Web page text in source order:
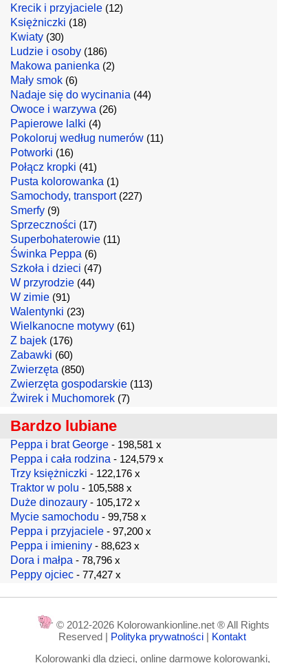
Krecik i przyjaciele (12)
Księżniczki (18)
Kwiaty (30)
Ludzie i osoby (186)
Makowa panienka (2)
Mały smok (6)
Nadaje się do wycinania (44)
Owoce i warzywa (26)
Papierowe lalki (4)
Pokoloruj według numerów (11)
Potworki (16)
Połącz kropki (41)
Pusta kolorowanka (1)
Samochody, transport(227)
Smerfy (9)
Sprzeczności (17)
Superbohaterowie (11)
Świnka Peppa (6)
Szkoła i dzieci (47)
W przyrodzie (44)
W zimie (91)
Walentynki (23)
Wielkanocne motywy (61)
Z bajek (176)
Zabawki (60)
Zwierzęta (850)
Zwierzęta gospodarskie (113)
Żwirek i Muchomorek (7)
Bardzo lubiane
Peppa i brat George - 198,581 x
Peppa i cała rodzina - 124,579 x
Trzy księżniczki - 122,176 x
Traktor w polu - 105,588 x
Duże dinozaury - 105,172 x
Mycie samochodu - 99,758 x
Peppa i przyjaciele - 97,200 x
Peppa i imieniny - 88,623 x
Dora i małpa - 78,796 x
Peppy ojciec - 77,427 x
© 2012-2026 Kolorowankionline.net ® All Rights
Reserved | Polityka prywatności | Kontakt
Kolorowanki dla dzieci, online darmowe kolorowanki,